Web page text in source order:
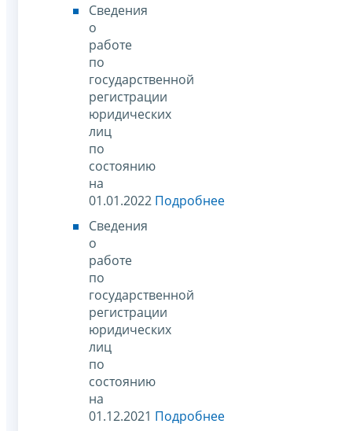
Сведения
о
работе
по
государственной
регистрации
юридических
лиц
по
состоянию
на
01.01.2022 Подробнее
Сведения
о
работе
по
государственной
регистрации
юридических
лиц
по
состоянию
на
01.12.2021 Подробнее